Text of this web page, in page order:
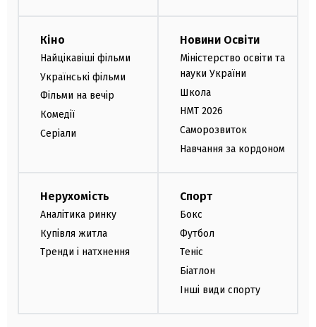
Кіно
Найцікавіші фільми
Українські фільми
Фільми на вечір
Комедії
Серіали
Новини Освіти
Міністерство освіти та
науки України
Школа
НМТ 2026
Саморозвиток
Навчання за кордоном
Нерухомість
Аналітика ринку
Купівля житла
Тренди і натхнення
Спорт
Бокс
Футбол
Теніс
Біатлон
Інші види спорту